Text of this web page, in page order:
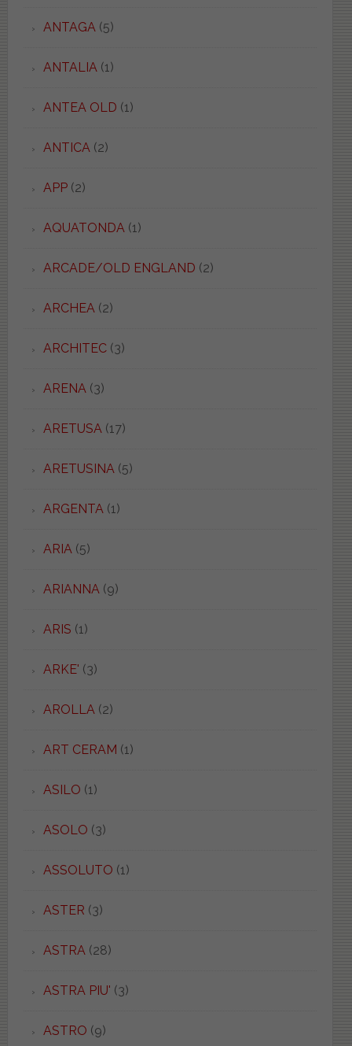
ANTAGA (5)
ANTALIA (1)
ANTEA OLD (1)
ANTICA (2)
APP(2)
AQUATONDA (1)
ARCADE/OLD ENGLAND (2)
ARCHEA (2)
ARCHITEC(3)
ARENA (3)
ARETUSA (17)
ARETUSINA (5)
ARGENTA (1)
ARIA (5)
ARIANNA (9)
ARIS (1)
ARKE' (3)
AROLLA (2)
ART CERAM (1)
ASILO (1)
ASOLO (3)
ASSOLUTO (1)
ASTER (3)
ASTRA (28)
ASTRA PIU' (3)
ASTRO (9)